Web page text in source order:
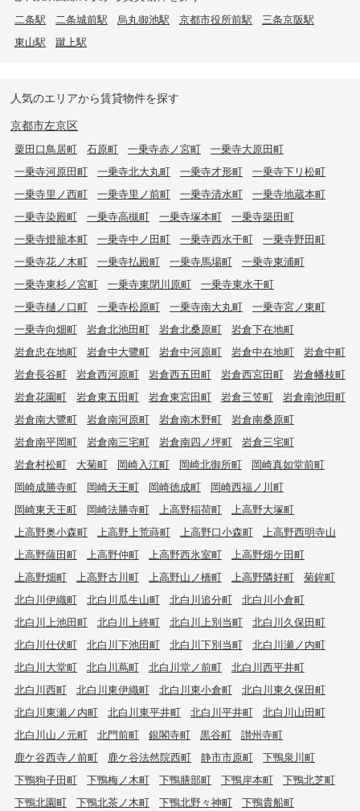
二条駅 二条城前駅 烏丸御池駅 京都市役所前駅
三条京阪駅
東山駅
蹴上駅
人気のエリアから賃貸物件を探す
京都市左京区
粟田口鳥居町 石原町 一乗寺赤ノ宮町
一乗寺大原田町
一乗寺河原田町
一乗寺北大丸町 一乗寺才形町
一乗寺下リ松町
一乗寺里ノ西町
一乗寺里ノ前町 一乗寺清水町
一乗寺地蔵本町
一乗寺染殿町
一乗寺高槻町 一乗寺塚本町
一乗寺築田町
一乗寺燈籠本町
一乗寺中ノ田町 一乗寺西水干町
一乗寺野田町
一乗寺花ノ木町
一乗寺払殿町 一乗寺馬場町
一乗寺東浦町
一乗寺東杉ノ宮町
一乗寺東閉川原町
一乗寺東水干町
一乗寺樋ノ口町
一乗寺松原町 一乗寺南大丸町
一乗寺宮ノ東町
一乗寺向畑町
岩倉北池田町 岩倉北桑原町
岩倉下在地町
岩倉忠在地町
岩倉中大鷺町 岩倉中河原町 岩倉中在地町
岩倉中町
岩倉長谷町
岩倉西河原町 岩倉西五田町 岩倉西宮田町
岩倉幡枝町
岩倉花園町
岩倉東五田町 岩倉東宮田町 岩倉三笠町
岩倉南池田町
岩倉南大鷺町
岩倉南河原町 岩倉南木野町
岩倉南桑原町
岩倉南平岡町
岩倉南三宅町 岩倉南四ノ坪町
岩倉三宅町
岩倉村松町
大菊町 岡崎入江町 岡崎北御所町
岡崎真如堂前町
岡崎成勝寺町
岡崎天王町 岡崎徳成町
岡崎西福ノ川町
岡崎東天王町
岡崎法勝寺町 上高野稲荷町
上高野大塚町
上高野奥小森町
上高野上荒蒔町 上高野口小森町
上高野西明寺山
上高野薩田町
上高野仲町 上高野西氷室町
上高野畑ケ田町
上高野畑町
上高野古川町 上高野山ノ橋町 上高野隣好町
菊鉾町
北白川伊織町
北白川瓜生山町 北白川追分町
北白川小倉町
北白川上池田町
北白川上終町 北白川上別当町
北白川久保田町
北白川仕伏町
北白川下池田町 北白川下別当町
北白川瀬ノ内町
北白川大堂町
北白川蔦町 北白川堂ノ前町
北白川西平井町
北白川西町
北白川東伊織町 北白川東小倉町
北白川東久保田町
北白川東瀬ノ内町
北白川東平井町 北白川平井町
北白川山田町
北白川山ノ元町
北門前町 銀閣寺町 黒谷町
讃州寺町
鹿ケ谷西寺ノ前町
鹿ケ谷法然院西町 静市市原町
下鴨泉川町
下鴨狗子田町
下鴨梅ノ木町 下鴨膳部町 下鴨岸本町
下鴨北芝町
下鴨北園町
下鴨北茶ノ木町 下鴨北野々神町
下鴨貴船町